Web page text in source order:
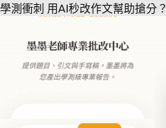
學測衝刺 用AI秒改作文幫助搶分？